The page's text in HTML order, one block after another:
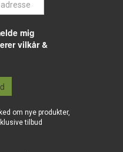
mig
vilkår &
om nye produkter,
tilbud